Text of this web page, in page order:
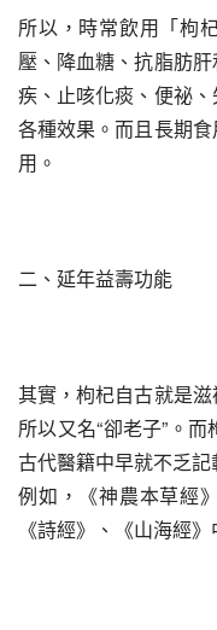
所以，時常飲用「枸
壓、降血糖、抗脂肪
疾、止咳化痰、便祕
各種效果。而且長期
用。
二、延年益壽功能
其實，枸杞自古就是
所以又名“卻老子”。
古代醫籍中早就不乏記
例如，《神農本草經
《詩經》、《山海經